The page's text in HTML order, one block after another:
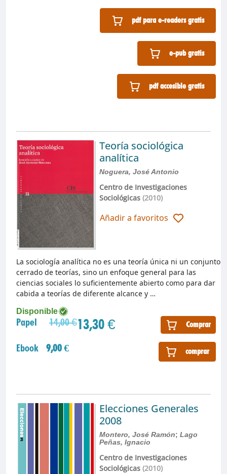
pdf para e-readers gratis
e-pub gratis
pdf accesible gratis
Teoría sociológica
analítica
Noguera, José Antonio
Centro de Investigaciones
Sociológicas(2010)
Añadir a favoritos
Disponible
Papel 14,00 €13,30 € Comprar
Ebook 9,00 € comprar
La sociología analítica no es una teoría única ni un conjunto
cerrado de teorías, sino un enfoque general para las
ciencias sociales lo suficientemente abierto como para dar
cabida a teorías de diferente alcance y …
Elecciones Generales
2008
Montero, José Ramón; Lago
Peñas, Ignacio
Centro de Investigaciones
Sociológicas(2010)